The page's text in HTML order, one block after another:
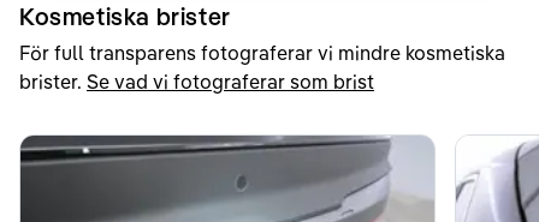
Kosmetiska brister
För full transparens fotograferar vi mindre kosmetiska
brister. Se vad vi fotograferar som brist